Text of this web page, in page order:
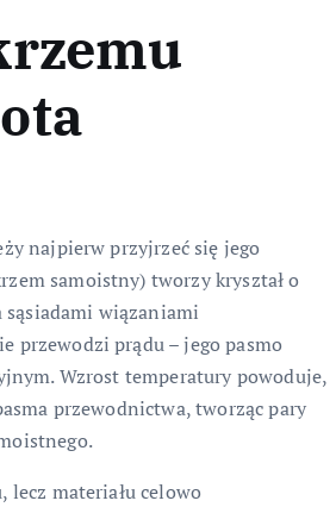
najpierw przyjrzeć się jego
samoistny) tworzy kryształ o
wiązaniami
przewodzi prądu – jego pasmo
Wzrost temperatury powoduje,
przewodnictwa, tworząc pary
lecz materiału celowo